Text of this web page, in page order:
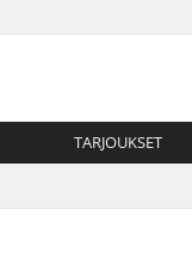
TARJOUKSET